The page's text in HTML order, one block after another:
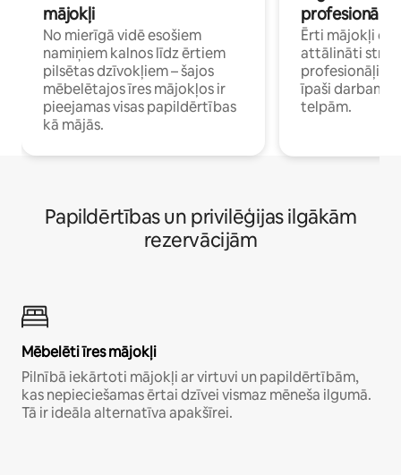
mājokļi
No mierīgā vidē esošiem
namiņiem kalnos līdz ērtiem
pilsētas dzīvokļiem – šajos
mēbelētajos īres mājokļos ir
pieejamas visas papildērtības
kā mājās.
profesionāļi
Ērti mājokļi
attālināti
īpaši darbam
telpām.
Papildērtības un privilēģijas ilgākām
rezervācijām
Mēbelēti īres mājokļi
Pilnībā iekārtoti mājokļi ar virtuvi un papildērtībām,
kas nepieciešamas ērtai dzīvei vismaz mēneša ilgumā.
Tā ir ideāla alternatīva apakšīrei.